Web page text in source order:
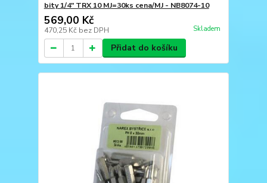
bity 1/4" TRX 10 MJ=30ks cena/MJ - NB8074-10
569,00 Kč
470,25 Kč bez DPH Skladem
Přidat do košíku